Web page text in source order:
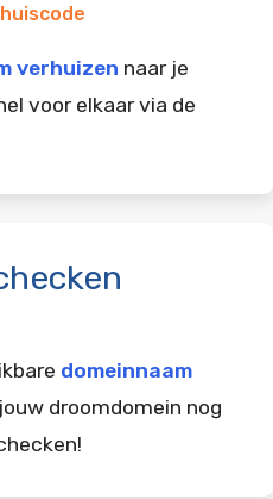
verhuizen naar je
voor elkaar via de
domeinnaam
droomdomein nog